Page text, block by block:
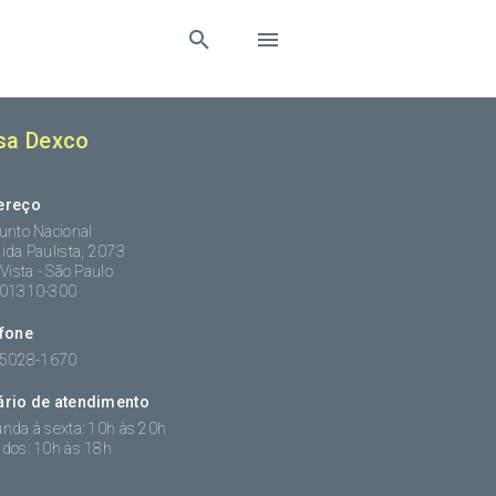
Dexco
Nacional
Paulista, 2073
- São Paulo
300
1670
de atendimento
à sexta: 10h às 20h
10h às 18h